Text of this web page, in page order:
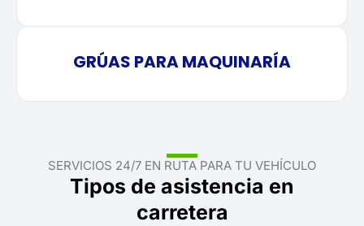
GRÚAS PARA MAQUINARÍA
SERVICIOS 24/7 EN RUTA PARA TU VEHÍCULO
Tipos de asistencia en
carretera